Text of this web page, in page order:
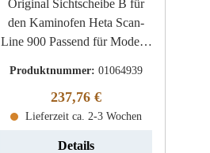
Original Sichtscheibe B für
den Kaminofen Heta Scan-
Line 900 Passend für Modelle
Eckdaten: Kaminglas,
Glasscheibe Material Glas
Produktnummer: 01064939
Regulärer Preis:
237,76 €
Lieferzeit ca. 2-3 Wochen
Details